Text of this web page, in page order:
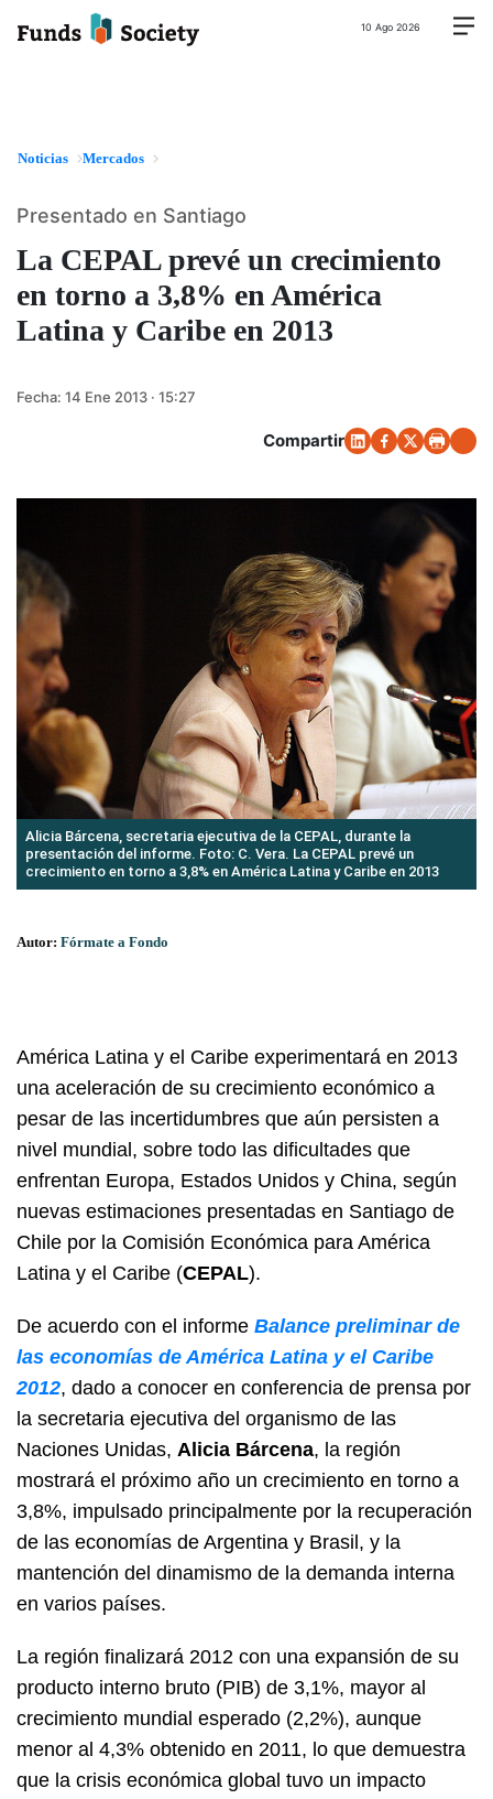
10 Ago 2026
Noticias Mercados
La CEPAL prevé un crecimiento
en torno a 3,8% en América
Latina y Caribe en 2013
Presentado en Santiago
Fecha: 14 Ene 2013 · 15:27
Compartir
Alicia Bárcena, secretaria ejecutiva de la CEPAL, durante la
presentación del informe. Foto: C. Vera. La CEPAL prevé un
crecimiento en torno a 3,8% en América Latina y Caribe en 2013
Autor: Fórmate a Fondo
América Latina y el Caribe experimentará en 2013
una aceleración de su crecimiento económico a
pesar de las incertidumbres que aún persisten a
nivel mundial, sobre todo las dificultades que
enfrentan Europa, Estados Unidos y China, según
nuevas estimaciones presentadas en Santiago de
Chile por la Comisión Económica para América
Latina y el Caribe (CEPAL).
De acuerdo con el informe Balance preliminar de
las economías de América Latina y el Caribe
2012, dado a conocer en conferencia de prensa por
la secretaria ejecutiva del organismo de las
Naciones Unidas, Alicia Bárcena, la región
mostrará el próximo año un crecimiento en torno a
3,8%, impulsado principalmente por la recuperación
de las economías de Argentina y Brasil, y la
mantención del dinamismo de la demanda interna
en varios países.
La región finalizará 2012 con una expansión de su
producto interno bruto (PIB) de 3,1%, mayor al
crecimiento mundial esperado (2,2%), aunque
menor al 4,3% obtenido en 2011, lo que demuestra
que la crisis económica global tuvo un impacto